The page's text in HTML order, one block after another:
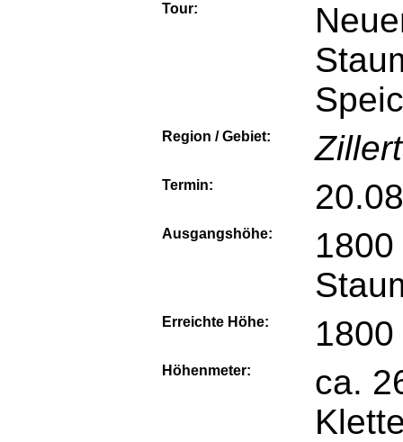
Tour:
Region / Gebiet:
Termin:
Ausgangshöhe:
Erreichte Höhe:
Höhenmeter:
ca.